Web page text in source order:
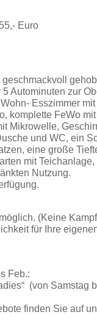
Euro
Autominuten zur
Esszimmer
komplette FeWo
Mikrowelle,
und WC, ein
eine große
mit
Nutzung.
(Keine
für Ihre
Feb.:
(von Samstag
finden Sie auf